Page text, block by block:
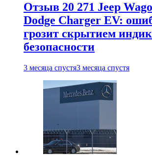
Отзыв 20 271 Jeep
Dodge Charger EV:
грозит скрытием
безопасности
3 месяца спустя3 месяца спустя